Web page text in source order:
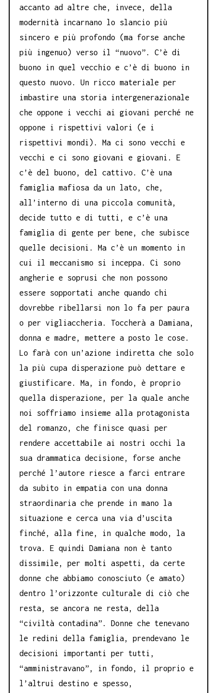
accanto ad altre che, invece, della
modernità incarnano lo slancio più
sincero e più profondo (ma forse anche
più ingenuo) verso il “nuovo”. C’è di
buono in quel vecchio e c’è di buono in
questo nuovo. Un ricco materiale per
imbastire una storia intergenerazionale
che oppone i vecchi ai giovani perché ne
oppone i rispettivi valori (e i
rispettivi mondi). Ma ci sono vecchi e
vecchi e ci sono giovani e giovani. E
c’è del buono, del cattivo. C’è una
famiglia mafiosa da un lato, che,
all’interno di una piccola comunità,
decide tutto e di tutti, e c’è una
famiglia di gente per bene, che subisce
quelle decisioni. Ma c’è un momento in
cui il meccanismo si inceppa. Ci sono
angherie e soprusi che non possono
essere sopportati anche quando chi
dovrebbe ribellarsi non lo fa per paura
o per vigliaccheria. Toccherà a Damiana,
donna e madre, mettere a posto le cose.
Lo farà con un’azione indiretta che solo
la più cupa disperazione può dettare e
giustificare. Ma, in fondo, è proprio
quella disperazione, per la quale anche
noi soffriamo insieme alla protagonista
del romanzo, che finisce quasi per
rendere accettabile ai nostri occhi la
sua drammatica decisione, forse anche
perché l’autore riesce a farci entrare
da subito in empatia con una donna
straordinaria che prende in mano la
situazione e cerca una via d’uscita
finché, alla fine, in qualche modo, la
trova. E quindi Damiana non è tanto
dissimile, per molti aspetti, da certe
donne che abbiamo conosciuto (e amato)
dentro l’orizzonte culturale di ciò che
resta, se ancora ne resta, della
“civiltà contadina”. Donne che tenevano
le redini della famiglia, prendevano le
decisioni importanti per tutti,
“amministravano”, in fondo, il proprio e
l’altrui destino e spesso,